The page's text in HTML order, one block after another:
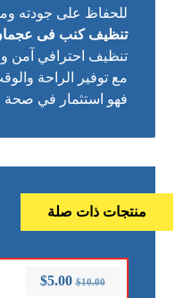
للحفاظ على جودته
تنظيف كنب فى
تنظيف احترافي آمن
مع توفير الراحة
فهو استثمار في صحة
منتجات ذات صلة
$10.00
$5.00